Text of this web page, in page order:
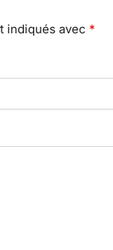
indiqués avec *